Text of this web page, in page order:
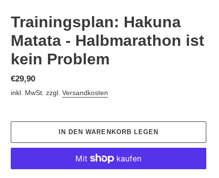
Trainingsplan: Hakuna
Matata - Halbmarathon ist
kein Problem
Normaler
Preis
€29,90
inkl. MwSt. zzgl. Versandkosten
IN DEN WARENKORB LEGEN